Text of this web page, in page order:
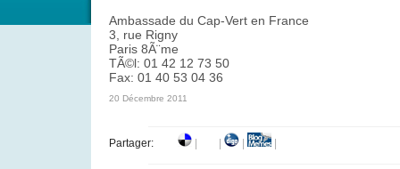
Ambassade du Cap-Vert en France
3, rue Rigny
Paris 8Ã¨me
TÃ©l: 01 42 12 73 50
Fax: 01 40 53 04 36
20 Décembre 2011
Partager: